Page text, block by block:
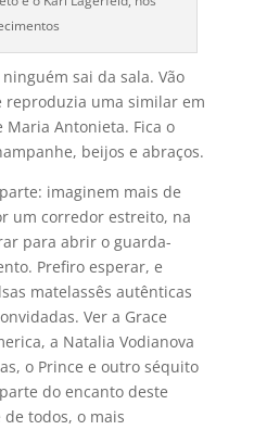
sai da sala. Vão
reproduzia uma similar em
Maria Antonieta. Fica o
beijos e abraços.
imaginem mais de
um corredor estreito, na
para abrir o guarda-
Prefiro esperar, e
matelassês autênticas
Ver a Grace
a Natalia Vodianova
o Prince e outro séquito
do encanto deste
todos, o mais